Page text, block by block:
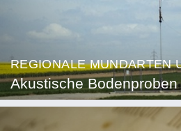
REGIONALE MUNDARTEN
Akustische Bodenproben